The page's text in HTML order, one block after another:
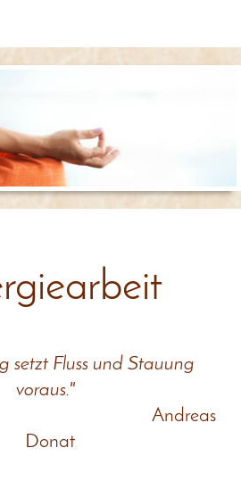
setzt Fluss und Stauung
voraus."
Donat